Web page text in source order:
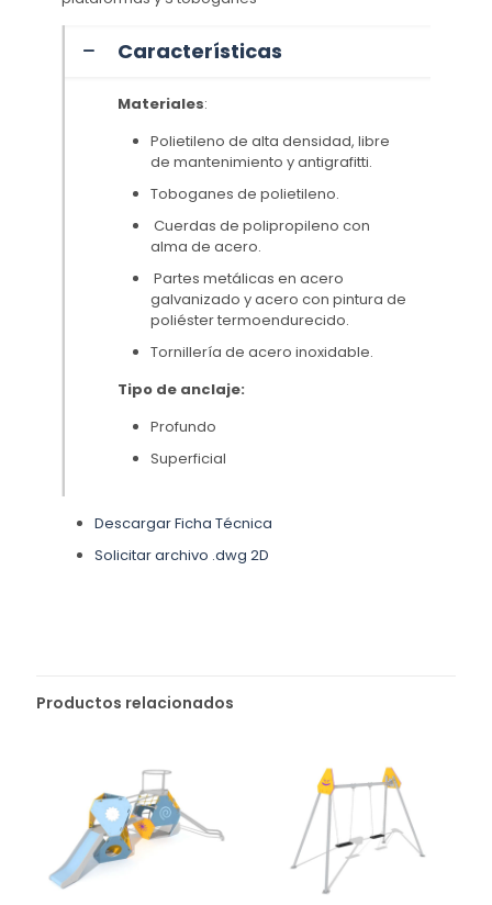
Características
Materiales:
Polietileno de alta densidad, libre
de mantenimiento y antigrafitti.
Toboganes de polietileno.
Cuerdas de polipropileno con
alma de acero.
Partes metálicas en acero
galvanizado y acero con pintura de
poliéster termoendurecido.
Tornillería de acero inoxidable.
Tipo de anclaje:
Profundo
Superficial
Descargar Ficha Técnica
Solicitar archivo .dwg 2D
Productos relacionados